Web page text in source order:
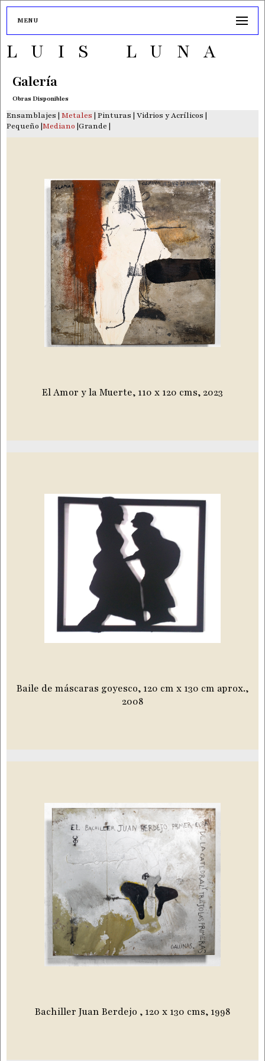
MENU
LUIS LUNA
Galería
Obras Disponibles
Ensamblajes | Metales | Pinturas | Vidrios y Acrílicos |
Pequeño |Mediano |Grande |
El Amor y la Muerte, 110 x 120 cms, 2023
Baile de máscaras goyesco, 120 cm x 130 cm aprox.,
2008
Bachiller Juan Berdejo , 120 x 130 cms, 1998